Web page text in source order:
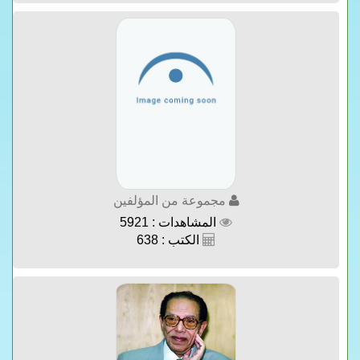
مجموعة من المؤلفين
المشاهدات : 5921
الكتب : 638